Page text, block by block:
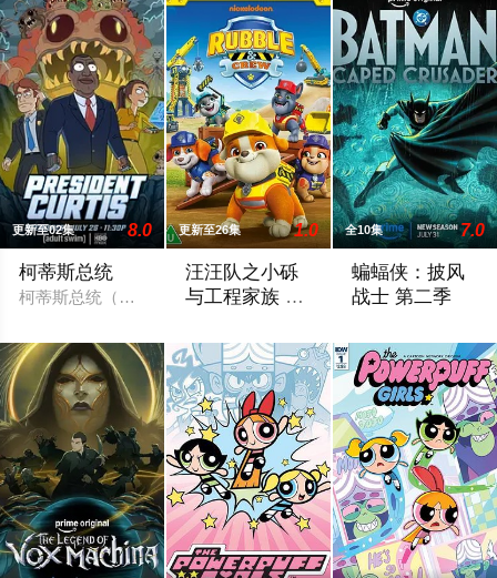
更新至02集 8.0
柯蒂斯总统
柯蒂斯总统（凯斯·大卫 Keith David 配音）及其古怪的幕僚团队
更新至26集 1.0
汪汪队之小砾
与工程家族 第
全10集 7.0
蝙蝠侠：披风
战士 第二季